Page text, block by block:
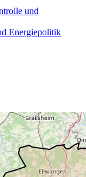
und
Energiepolitik